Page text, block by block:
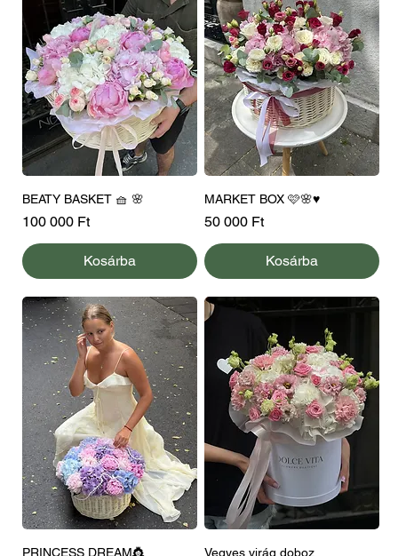
BEATY BASKET 🧺 🌸
Ár
100 000 Ft
Kosárba
MARKET BOX 🩷🌸♥️
Ár
50 000 Ft
Kosárba
PRINCESS DREAM👸 Vegyes virág doboz